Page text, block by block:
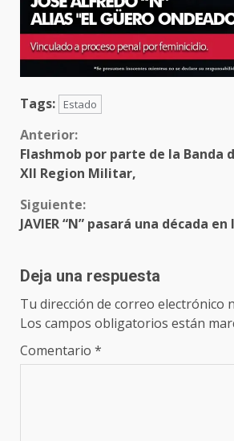
Tags: Estado
Sigue
leyendo
Anterior:
Flashmob por parte de la Banda
XII Region Militar,
Siguiente:
JAVIER “N” pasará una década
Deja una respuesta
Tu dirección de correo electrónico
Los campos obligatorios están
Comentario *